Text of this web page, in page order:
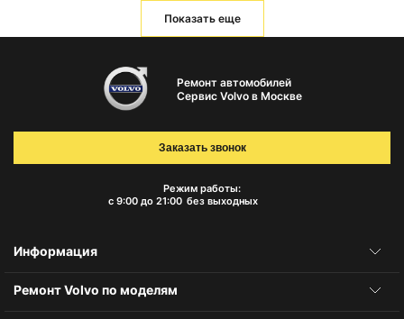
Показать еще
Ремонт автомобилей
Сервис Volvo в Москве
Режим работы:
с 9:00 до 21:00 без выходных
Заказать звонок
Информация
Ремонт Volvo по моделям